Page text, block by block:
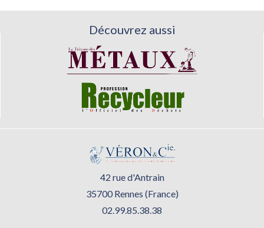
Découvrez aussi
42 rue d'Antrain
35700 Rennes (France)
02.99.85.38.38